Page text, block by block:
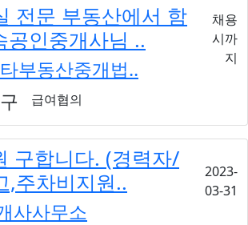
전문 부동산에서 함
공인중개사님 ..
부동산중개법..
채용
시까
지
급여협의
구합니다. (경력자/
,주차비지원..
사사무소
2023-
03-31